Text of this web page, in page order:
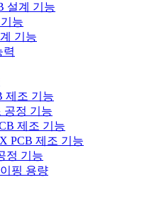
설계 기능
능
기능
력
제조 기능
공정 기능
제조 기능
PCB 제조 기능
정 기능
핑 용량